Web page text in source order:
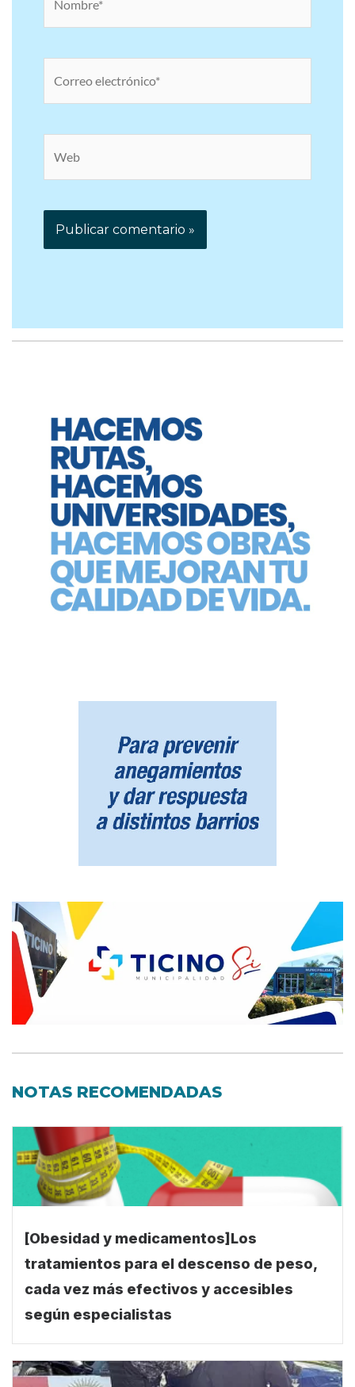
Correo
Web
NOTAS RECOMENDADAS
[Obesidad y medicamentos]Los
tratamientos para el descenso de peso,
cada vez más efectivos y accesibles
según especialistas